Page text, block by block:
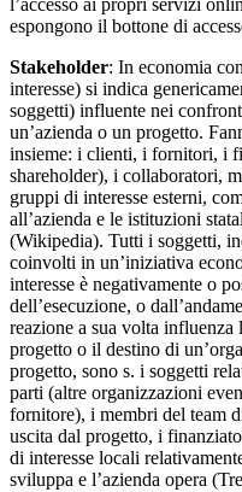
l’accesso ai propri servizi
espongono il bottone di
Stakeholder: In economia
interesse) si indica
soggetti) influente nei
un’azienda o un progetto.
insieme: i clienti, i fornitori, i
shareholder), i collaboratori,
gruppi di interesse esterni,
all’azienda e le istituzioni
(Wikipedia). Tutti i soggetti,
coinvolti in un’iniziativa
interesse è negativamente o
dell’esecuzione, o
reazione a sua volta
progetto o il destino di
progetto, sono s. i soggetti
parti (altre organizzazioni
fornitore), i membri del team
uscita dal progetto, i
di interesse locali
sviluppa e l’azienda opera